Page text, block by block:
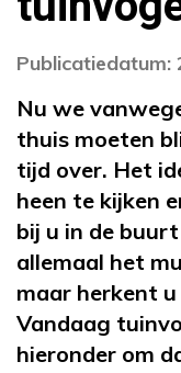
Publicatiedatum:
Nu we
thuis moeten
tijd over. Het
heen te kijken
bij u in de
allemaal het
maar herkent
Vandaag
hieronder om